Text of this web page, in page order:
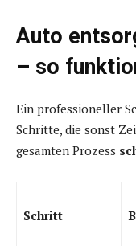
Auto
– so
Ein professioneller
Schritte, die sonst
gesamten Prozess
Schritt